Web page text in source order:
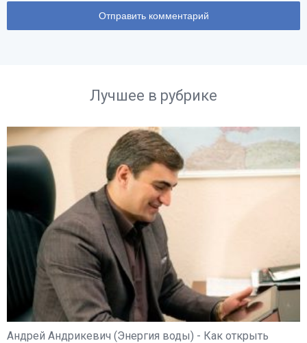
Лучшее в рубрике
Андрей Андрикевич (Энергия воды) - Как открыть